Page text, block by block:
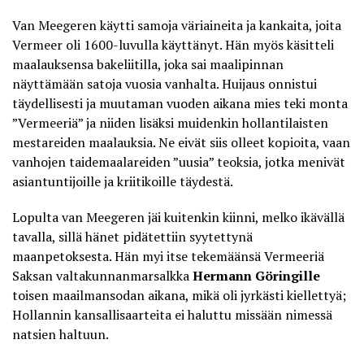
Van Meegeren käytti samoja väriaineita ja kankaita, joita
Vermeer oli 1600-luvulla käyttänyt. Hän myös käsitteli
maalauksensa bakeliitilla, joka sai maalipinnan
näyttämään satoja vuosia vanhalta. Huijaus onnistui
täydellisesti ja muutaman vuoden aikana mies teki monta
”Vermeeriä” ja niiden lisäksi muidenkin hollantilaisten
mestareiden maalauksia. Ne eivät siis olleet kopioita, vaan
vanhojen taidemaalareiden ”uusia” teoksia, jotka menivät
asiantuntijoille ja kriitikoille täydestä.
Lopulta van Meegeren jäi kuitenkin kiinni, melko ikävällä
tavalla, sillä hänet pidätettiin syytettynä
maanpetoksesta. Hän myi itse tekemäänsä Vermeeriä
Saksan valtakunnanmarsalkkaHermann Göringille
toisen maailmansodan aikana, mikä oli jyrkästi kiellettyä;
Hollannin kansallisaarteita ei haluttu missään nimessä
natsien haltuun.